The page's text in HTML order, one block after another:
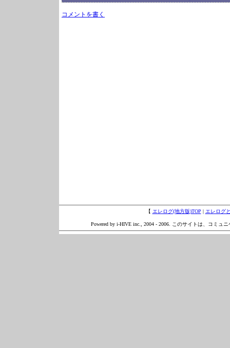
コメントを書く
【 エレログ(地方版)TOP | エレログ
Powered by i-HIVE inc., 2004 - 2006. このサイトは、コミュ